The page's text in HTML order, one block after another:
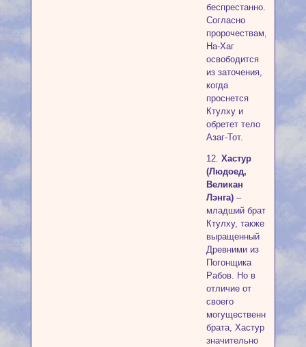
беспрестанно.
Согласно
пророчествам,
На-Хаг
освободится
из заточения,
когда
проснется
Ктулху и
обретет тело
Азаг-Тот.
12. Хастур
(Людоед,
Великан
Лэнга)–
младший брат
Ктулху, также
выращенный
Древними из
Погонщика
Рабов. Но в
отличие от
своего
могущественного
брата, Хастур
значительно